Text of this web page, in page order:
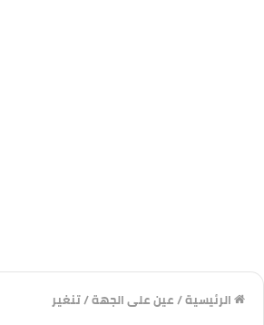
الرئيسية/عين على الجهة/تنغير